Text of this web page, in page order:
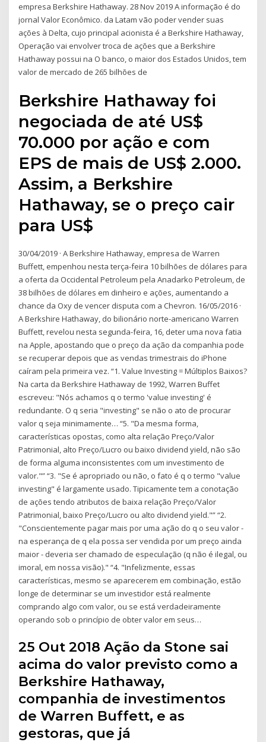
empresa Berkshire Hathaway. 28 Nov 2019 A informação é do
jornal Valor Econômico. da Latam vão poder vender suas
ações à Delta, cujo principal acionista é a Berkshire Hathaway,
Operação vai envolver troca de ações que a Berkshire
Hathaway possui na O banco, o maior dos Estados Unidos, tem
valor de mercado de 265 bilhões de
Berkshire Hathaway foi
negociada de até US$
70.000 por ação e com
EPS de mais de US$ 2.000.
Assim, a Berkshire
Hathaway, se o preço cair
para US$
30/04/2019 · A Berkshire Hathaway, empresa de Warren
Buffett, empenhou nesta terça-feira 10 bilhões de dólares para
a oferta da Occidental Petroleum pela Anadarko Petroleum, de
38 bilhões de dólares em dinheiro e ações, aumentando a
chance da Oxy de vencer disputa com a Chevron. 16/05/2016 ·
A Berkshire Hathaway, do bilionário norte-americano Warren
Buffett, revelou nesta segunda-feira, 16, deter uma nova fatia
na Apple, apostando que o preço da ação da companhia pode
se recuperar depois que as vendas trimestrais do iPhone
caíram pela primeira vez. “1. Value Investing = Múltiplos Baixos?
Na carta da Berkshire Hathaway de 1992, Warren Buffet
escreveu: "Nós achamos q o termo 'value investing' é
redundante. O q seria "investing" se não o ato de procurar
valor q seja minimamente… “5. "Da mesma forma,
características opostas, como alta relação Preço/Valor
Patrimonial, alto Preço/Lucro ou baixo dividend yield, não são
de forma alguma inconsistentes com um investimento de
valor."” “3. "Se é apropriado ou não, o fato é q o termo "value
investing" é largamente usado. Tipicamente tem a conotação
de ações tendo atributos de baixa relação Preço/Valor
Patrimonial, baixo Preço/Lucro ou alto dividend yield."” “2.
"Conscientemente pagar mais por uma ação do q o seu valor -
na esperança de q ela possa ser vendida por um preço ainda
maior - deveria ser chamado de especulação (q não é ilegal, ou
imoral, em nossa visão)." “4. "Infelizmente, essas
características, mesmo se aparecerem em combinação, estão
longe de determinar se um investidor está realmente
comprando algo com valor, ou se está verdadeiramente
operando sob o princípio de obter valor em seus…
25 Out 2018 Ação da Stone sai
acima do valor previsto como a
Berkshire Hathaway,
companhia de investimentos
de Warren Buffett, e as
gestoras, que já